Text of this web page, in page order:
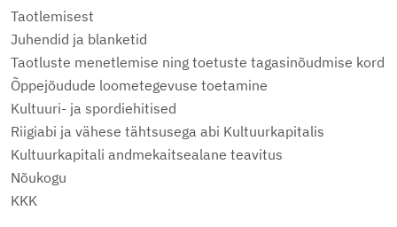
Taotlemisest
Juhendid ja blanketid
Taotluste menetlemise ning toetuste tagasinõudmise kord
Õppejõudude loometegevuse toetamine
Kultuuri- ja spordiehitised
Riigiabi ja vähese tähtsusega abi Kultuurkapitalis
Kultuurkapitali andmekaitsealane teavitus
Nõukogu
KKK